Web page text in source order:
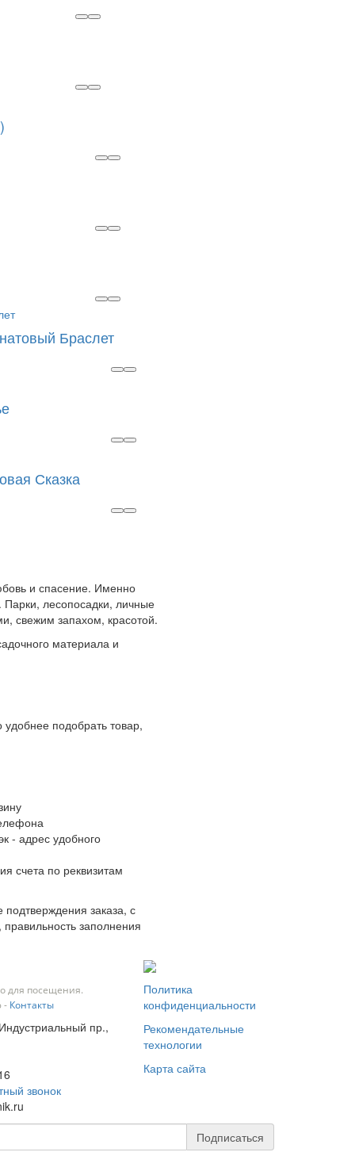
Браслет
Сказка
и спасение. Именно
лесопосадки, личные
свежим запахом, красотой.
материала и
подобрать товар,
- адрес удобного
счета по реквизитам
заказа, с
заполнения
для посещения.
- Контакты
пр.,
звонок
Политика
конфиденциальности
Рекомендательные
технологии
Карта сайта
Подписаться